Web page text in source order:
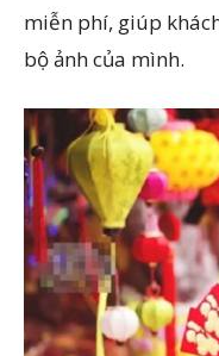
miễn phí, giúp
bộ ảnh của mình.